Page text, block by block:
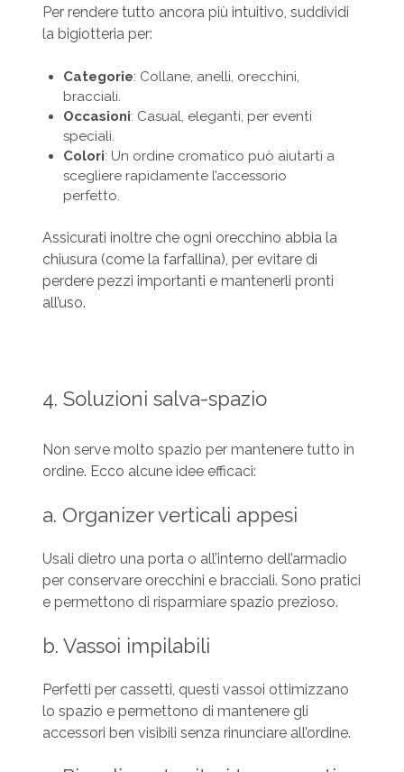
Per rendere tutto ancora più intuitivo, suddividi
la bigiotteria per:
Categorie: Collane, anelli, orecchini,
bracciali.
Occasioni: Casual, eleganti, per eventi
speciali.
Colori: Un ordine cromatico può aiutarti a
scegliere rapidamente l’accessorio
perfetto.
Assicurati inoltre che ogni orecchino abbia la
chiusura (come la farfallina), per evitare di
perdere pezzi importanti e mantenerli pronti
all’uso.
4. Soluzioni salva-spazio
Non serve molto spazio per mantenere tutto in
ordine. Ecco alcune idee efficaci:
a. Organizer verticali appesi
Usali dietro una porta o all’interno dell’armadio
per conservare orecchini e bracciali. Sono pratici
e permettono di risparmiare spazio prezioso.
b. Vassoi impilabili
Perfetti per cassetti, questi vassoi ottimizzano
lo spazio e permettono di mantenere gli
accessori ben visibili senza rinunciare all’ordine.